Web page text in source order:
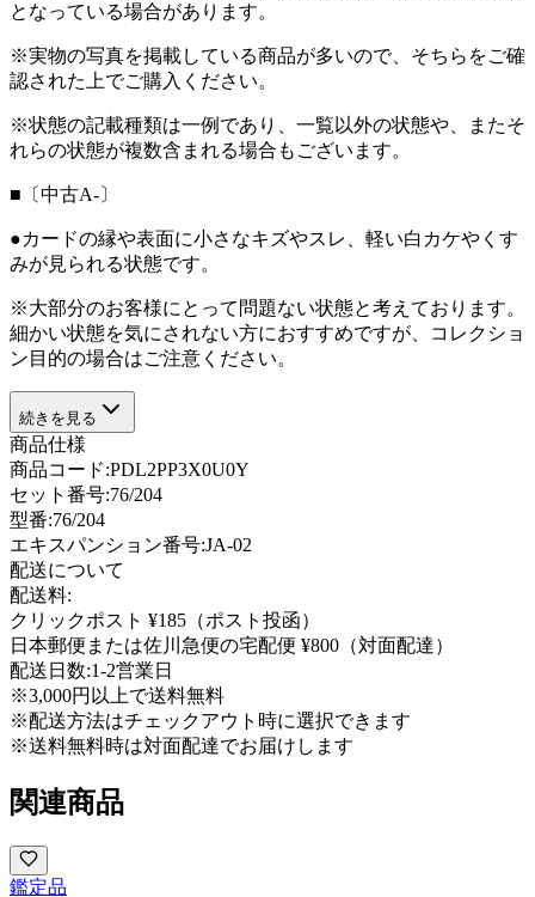
となっている場合があります。
※実物の写真を掲載している商品が多いので、そちらをご確
認された上でご購入ください。
※状態の記載種類は一例であり、一覧以外の状態や、またそ
れらの状態が複数含まれる場合もございます。
■〔中古A-〕
●カードの縁や表面に小さなキズやスレ、軽い白カケやくす
みが見られる状態です。
※大部分のお客様にとって問題ない状態と考えております。
細かい状態を気にされない方におすすめですが、コレクショ
ン目的の場合はご注意ください。
続きを見る
商品仕様
商品コード:PDL2PP3X0U0Y
セット番号:76/204
型番:76/204
エキスパンション番号:JA-02
配送について
配送料:
クリックポスト ¥185（ポスト投函）
日本郵便または佐川急便の宅配便 ¥800（対面配達）
配送日数:1-2営業日
※3,000円以上で送料無料
※配送方法はチェックアウト時に選択できます
※送料無料時は対面配達でお届けします
関連商品
鑑定品